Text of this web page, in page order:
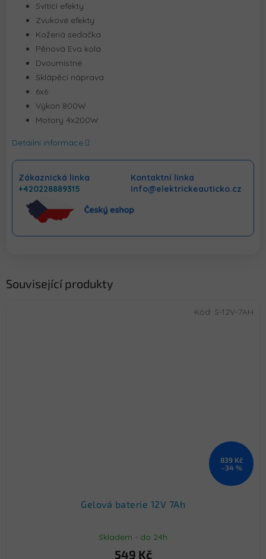
Svítící efekty
Zvukové efekty
Kožená sedačka
Pěnová Eva kola
Dvoumístné
Sklápěcí náprava
6x6
Výkon 800W
Motory 4x200W
Detailní informace
Zákaznická linka
+420228889315
Kontaktní linka
info@elektrickeauticko.cz
Související produkty
839 Kč
–34 %
Gelová baterie 12V 7Ah
Skladem - do 24h
549 Kč
Kód: S-12V-7AH